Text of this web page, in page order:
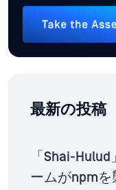
最新の投稿
「Shai-
ームがnpm